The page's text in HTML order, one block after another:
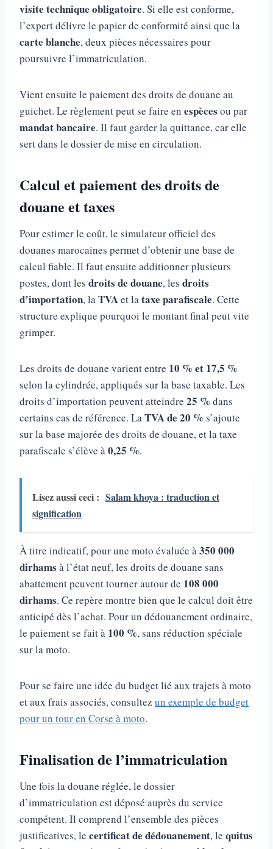
visite technique obligatoire. Si elle est conforme,
l’expert délivre le papier de conformité ainsi que la
carte blanche, deux pièces nécessaires pour
poursuivre l’immatriculation.
Vient ensuite le paiement des droits de douane au
guichet. Le règlement peut se faire en espèces ou par
mandat bancaire. Il faut garder la quittance, car elle
sert dans le dossier de mise en circulation.
Calcul et paiement des droits de
douane et taxes
Pour estimer le coût, le simulateur officiel des
douanes marocaines permet d’obtenir une base de
calcul fiable. Il faut ensuite additionner plusieurs
postes, dont les droits de douane, les droits
d’importation, la TVAet la taxe parafiscale. Cette
structure explique pourquoi le montant final peut vite
grimper.
Les droits de douane varient entre 10 % et 17,5 %
selon la cylindrée, appliqués sur la base taxable. Les
droits d’importation peuvent atteindre 25 % dans
certains cas de référence. La TVA de 20 % s’ajoute
sur la base majorée des droits de douane, et la taxe
parafiscale s’élève à 0,25 %.
Lisez aussi ceci : Salam khoya : traduction et
signification
À titre indicatif, pour une moto évaluée à 350 000
dirhams à l’état neuf, les droits de douane sans
abattement peuvent tourner autour de 108 000
dirhams. Ce repère montre bien que le calcul doit être
anticipé dès l’achat. Pour un dédouanement ordinaire,
le paiement se fait à 100 %, sans réduction spéciale
sur la moto.
Pour se faire une idée du budget lié aux trajets à moto
et aux frais associés, consultez un exemple de budget
pour un tour en Corse à moto.
Finalisation de l’immatriculation
Une fois la douane réglée, le dossier
d’immatriculation est déposé auprès du service
compétent. Il comprend l’ensemble des pièces
justificatives, le certificat de dédouanement, le quitus